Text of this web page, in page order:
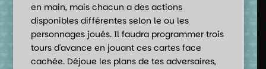
en main, mais chacun a des actions
disponibles différentes selon le ou les
personnages joués. Il faudra programmer trois
tours d'avance en jouant ces cartes face
cachée. Déjoue les plans de tes adversaires,